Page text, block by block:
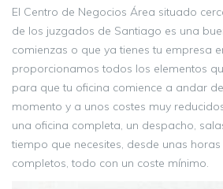
El Centro de Negocios Área situado
de los juzgados de Santiago es una
comienzas o que ya tienes tu empresa
proporcionamos todos los elementos
para que tu oficina comience a andar
momento y a unos costes muy
una oficina completa, un despacho,
tiempo que necesites, desde unas
completos, todo con un coste mínimo.